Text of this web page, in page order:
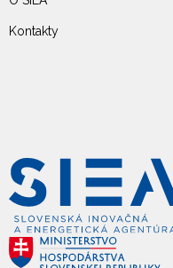
Kontakty